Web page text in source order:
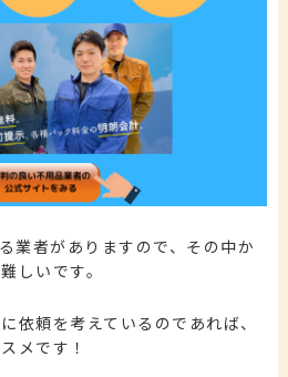
業者がありますので、その中か
しいです。
依頼を考えているのであれば、
メです！